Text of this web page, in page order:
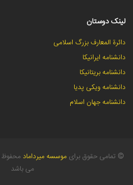
لینک دوستان
دائرة المعارف بزرگ اسلامی
دانشنامه ایرانیکا
دانشنامه بریتانیکا
دانشنامه ویکی پدیا
دانشنامه جهان اسلام
© تمامی حقوق برای موسسه میرداماد محفوظ
می باشد